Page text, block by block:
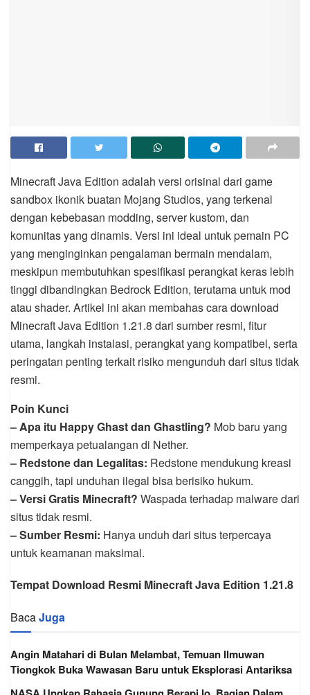
Minecraft Java Edition adalah versi orisinal dari game
sandbox ikonik buatan Mojang Studios, yang terkenal
dengan kebebasan modding, server kustom, dan
komunitas yang dinamis. Versi ini ideal untuk pemain PC
yang menginginkan pengalaman bermain mendalam,
meskipun membutuhkan spesifikasi perangkat keras lebih
tinggi dibandingkan Bedrock Edition, terutama untuk mod
atau shader. Artikel ini akan membahas cara download
Minecraft Java Edition 1.21.8 dari sumber resmi, fitur
utama, langkah instalasi, perangkat yang kompatibel, serta
peringatan penting terkait risiko mengunduh dari situs tidak
resmi.
Poin Kunci
– Apa itu Happy Ghast dan Ghastling? Mob baru yang
memperkaya petualangan di Nether.
– Redstone dan Legalitas: Redstone mendukung kreasi
canggih, tapi unduhan ilegal bisa berisiko hukum.
– Versi Gratis Minecraft? Waspada terhadap malware dari
situs tidak resmi.
– Sumber Resmi: Hanya unduh dari situs terpercaya
untuk keamanan maksimal.
Tempat Download Resmi Minecraft Java Edition 1.21.8
BacaJuga
Angin Matahari di Bulan Melambat, Temuan Ilmuwan
Tiongkok Buka Wawasan Baru untuk Eksplorasi Antariksa